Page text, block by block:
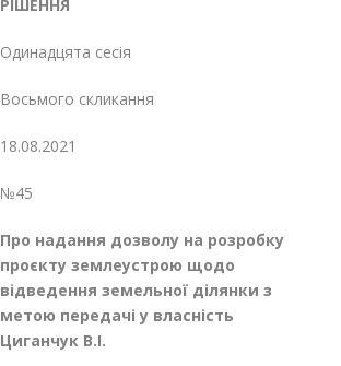
РІШЕННЯ
Одинадцята сесія
Восьмого скликання
18.08.2021
№45
Про надання дозволу на розробку
проєкту землеустрою щодо
відведення земельної ділянки з
метою передачі у власність
Циганчук В.І.